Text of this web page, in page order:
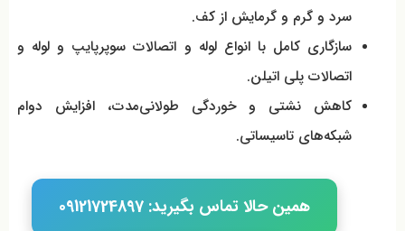
سرد و گرم و گرمایش از کف.
سازگاری کامل با انواع لوله و اتصالات سوپرپایپ و لوله و
اتصالات پلی اتیلن.
کاهش نشتی و خوردگی طولانی‌مدت، افزایش دوام
شبکه‌های تاسیساتی.
همین حالا تماس بگیرید: 09121724897